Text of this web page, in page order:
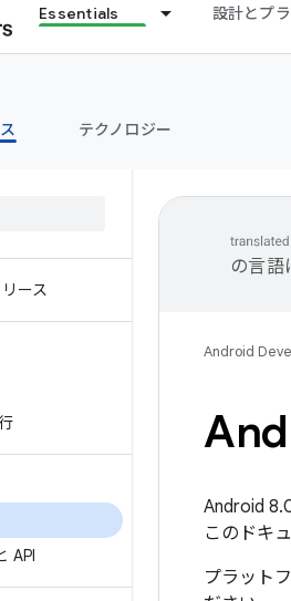
Essentials 設計とプ
テクノロジー
ース
API
の言語
Android
Android
このドキ
プラット